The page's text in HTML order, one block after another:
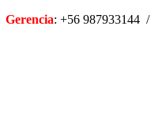
Gerencia: +56 987933144 /